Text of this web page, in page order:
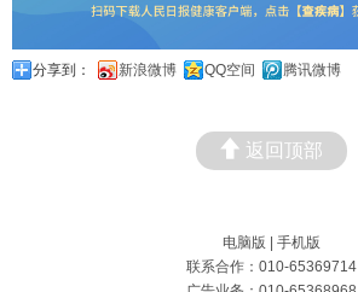
分享到： 新浪微博 QQ空间 腾讯微博
返回顶部
电脑版
手机版
联系合作：010-65369714